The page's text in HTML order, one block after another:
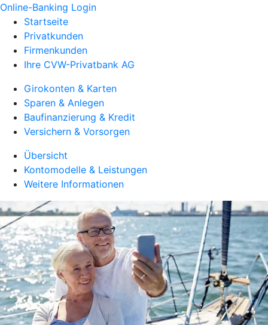
Online-Banking Login
Startseite
Privatkunden
Firmenkunden
Ihre CVW-Privatbank AG
Girokonten & Karten
Sparen & Anlegen
Baufinanzierung & Kredit
Versichern & Vorsorgen
Übersicht
Kontomodelle & Leistungen
Weitere Informationen